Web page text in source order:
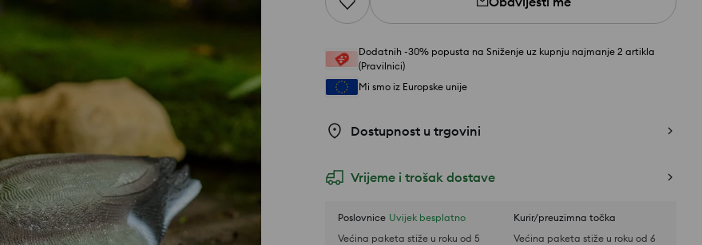
Dodatnih -30% popusta na Sniženje uz kupnju najmanje 2 artikla
(Pravilnici)
Mi smo iz Europske unije
Dostupnost u trgovini
Vrijeme i trošak dostave
Poslovnice Uvijek besplatno
Većina paketa stiže u roku od 5
Kurir/preuzimna točka
Većina paketa stiže u roku od 6